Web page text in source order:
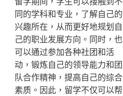
同的学科和专业，了解自己的
兴趣所在，从而更好地规划自
己的职业发展方向。同时，也
可以通过参加各种社团和活
动，锻炼自己的领导能力和团
队合作精神，提高自己的综合
素质。因此，留学不仅可以帮